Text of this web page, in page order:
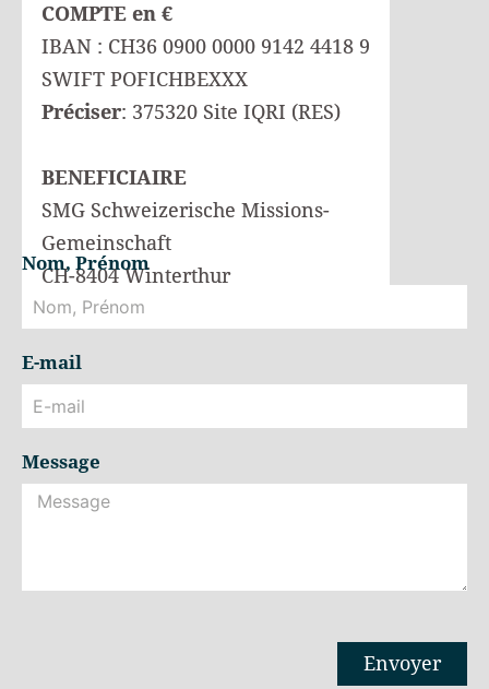
COMPTE en €
IBAN : CH36 0900 0000 9142 4418 9
SWIFT POFICHBEXXX
Préciser: 375320 Site IQRI (RES)
BENEFICIAIRE
SMG Schweizerische Missions-
Gemeinschaft
CH-8404 Winterthur
Nom, Prénom
E-mail
Message
Envoyer